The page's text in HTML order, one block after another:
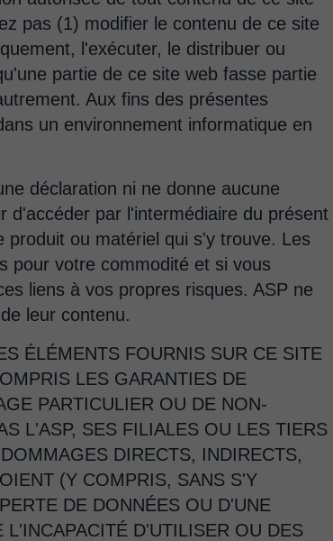
pas (1) modifier le contenu de ce site
l'exécuter, le distribuer ou
partie de ce site web fasse partie
Aux fins des présentes
un environnement informatique en
déclaration ni ne donne aucune
d'accéder par l'intermédiaire du présent
ou matériel qui s'y trouve. Les
pour votre commodité et si vous
liens à vos propres risques. ASP ne
leur contenu.
ÉLÉMENTS FOURNIS SUR CE SITE
LES GARANTIES DE
PARTICULIER OU DE NON-
L'ASP, SES FILIALES OU LES TIERS
DIRECTS, INDIRECTS,
(Y COMPRIS, SANS S'Y
DE DONNÉES OU D'UNE
D'UTILISER OU DES